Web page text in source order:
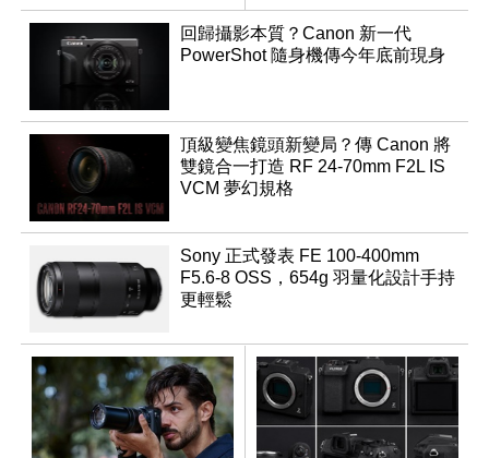
回歸攝影本質？Canon 新一代
PowerShot 隨身機傳今年底前現身
頂級變焦鏡頭新變局？傳 Canon 將
雙鏡合一打造 RF 24-70mm F2L IS
VCM 夢幻規格
Sony 正式發表 FE 100-400mm
F5.6-8 OSS，654g 羽量化設計手持
更輕鬆